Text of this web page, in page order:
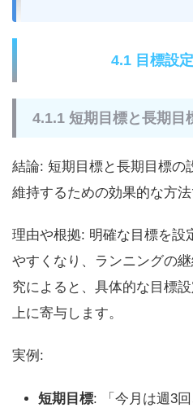
4.1 目標設
4.1.1 短期目標と長期目
結論: 短期目標と長期目標の
維持するための効果的な方法
理由や根拠: 明確な目標を設
やすくなり、ランニングの
究によると、具体的な目標
上に寄与します。
実例:
短期目標: 「今月は週3